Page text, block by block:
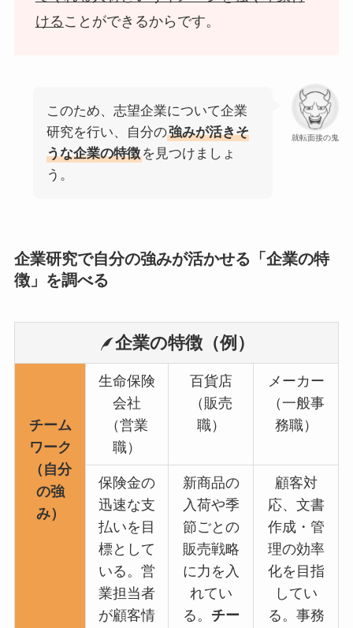
ける ことができるからです。
就転面接の鬼
このため、志望企業について企業
研究を行い、自分の強みが活きそ
うな企業の特徴を見つけましょ
う。
企業研究で自分の強みが活かせる「企業の特
徴」を調べる
企業の特徴（例）
チーム
ワーク
（自分
の強
み）
生命保険
会社
（営業
職）
百貨店
（販売
職）
メーカー
（一般事
務職）
保険金の
迅速な支
払いを目
標として
いる。営
業担当者
が顧客情
新商品の
入荷や季
節ごとの
販売戦略
に力を入
れてい
る。 チー
顧客対
応、文書
作成・管
理の効率
化を目指
してい
る。事務